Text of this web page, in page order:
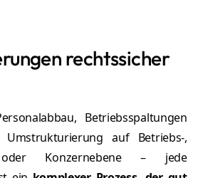
rechtssicher
Betriebsspaltungen
auf Betriebs-,
oder Konzernebene – jede